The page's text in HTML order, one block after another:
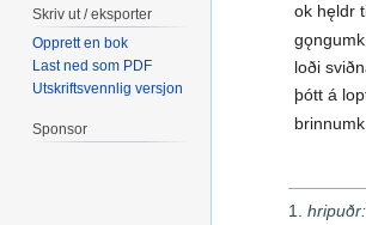
ok hęldr
loði
þótt á
1. hripuðr:
Skriv ut / eksporter
Opprett en bok
Last ned som PDF
Utskriftsvennlig versjon
Sponsor